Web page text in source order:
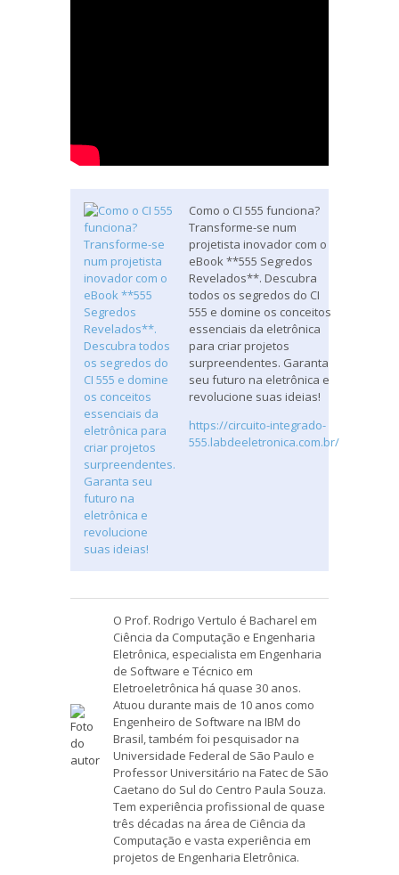
Como o CI 555 funciona?
Transforme-se num
projetista inovador com o
eBook **555 Segredos
Revelados**. Descubra
todos os segredos do CI
555 e domine os conceitos
essenciais da eletrônica
para criar projetos
surpreendentes. Garanta
seu futuro na eletrônica e
revolucione suas ideias!
https://circuito-integrado-
555.labdeeletronica.com.br/
O Prof. Rodrigo Vertulo é Bacharel em
Ciência da Computação e Engenharia
Eletrônica, especialista em Engenharia
de Software e Técnico em
Eletroeletrônica há quase 30 anos.
Atuou durante mais de 10 anos como
Engenheiro de Software na IBM do
Brasil, também foi pesquisador na
Universidade Federal de São Paulo e
Professor Universitário na Fatec de São
Caetano do Sul do Centro Paula Souza.
Tem experiência profissional de quase
três décadas na área de Ciência da
Computação e vasta experiência em
projetos de Engenharia Eletrônica.